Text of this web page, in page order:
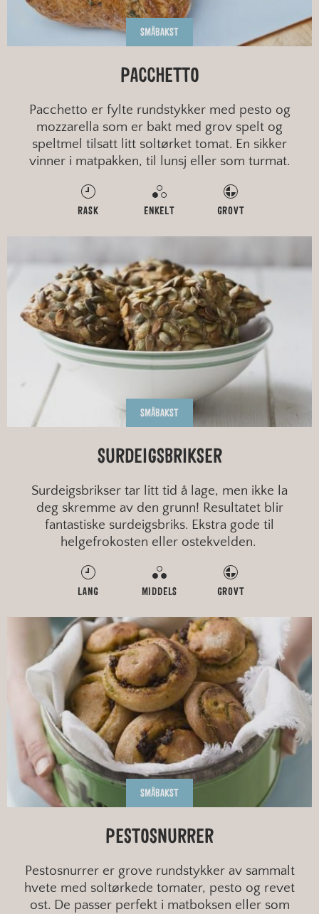
SMÅBAKST
PACCHETTO
Pacchetto er fylte rundstykker med pesto og
mozzarella som er bakt med grov spelt og
speltmel tilsatt litt soltørket tomat. En sikker
vinner i matpakken, til lunsj eller som turmat.
RASK ENKELT GROVT
SMÅBAKST
SURDEIGSBRIKSER
Surdeigsbrikser tar litt tid å lage, men ikke la
deg skremme av den grunn! Resultatet blir
fantastiske surdeigsbriks. Ekstra gode til
helgefrokosten eller ostekvelden.
LANG MIDDELS GROVT
SMÅBAKST
PESTOSNURRER
Pestosnurrer er grove rundstykker av sammalt
hvete med soltørkede tomater, pesto og revet
ost. De passer perfekt i matboksen eller som